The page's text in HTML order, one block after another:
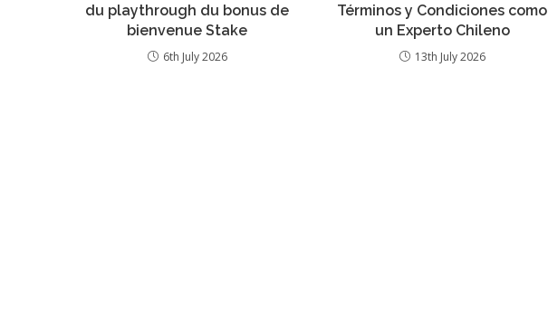
du playthrough du bonus de
bienvenue Stake
6th July 2026
Términos y Condiciones como
un Experto Chileno
13th July 2026